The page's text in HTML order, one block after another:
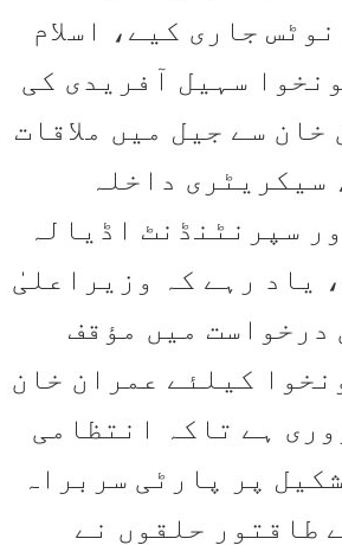
جاری کیے، اسلام
سہیل آفریدی کی
سے جیل میں ملاقات
سیکریٹری داخلہ
سپرنٹنڈنٹ اڈیالہ
یاد رہے کہ وزیراعلیٰ
درخواست میں مؤقف
کیلئے عمران خان
ہے تاکہ انتظامی
پر پارٹی سربراہ
طاقتور حلقوں نے